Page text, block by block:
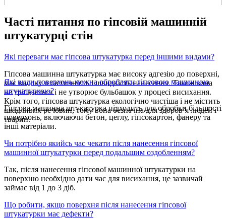
Часті питання по гіпсовій машинній
штукатурці стін
Які переваги має гіпсова штукатурка перед іншими видами?
Гіпсова машинна штукатурка має високу адгезію до поверхні,
має високу пластичність і швидкість нанесення. Також вона
не тріскається і не утворює бульбашок у процесі висихання.
Крім того, гіпсова штукатурка екологічно чистіша і не містить
шкідливих речовин, тому вона безпечна для здоров’я людей і
тварин.
Які види поверхонь можна обробляти гіпсовою машинною
штукатуркою?
Гіпсова машинна штукатурка підходить для обробки більшості
поверхонь, включаючи бетон, цеглу, гіпсокартон, фанеру та
інші матеріали.
Чи потрібно якийсь час чекати після нанесення гіпсової
машинної штукатурки перед подальшим оздобленням?
Так, після нанесення гіпсової машинної штукатурки на
поверхню необхідно дати час для висихання, це зазвичай
займає від 1 до 3 діб.
Що робити, якщо поверхня після нанесення гіпсової
штукатурки має дефекти?